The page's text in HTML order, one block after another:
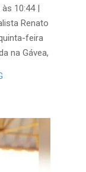
10:44 |
Renato
feira
na Gávea,